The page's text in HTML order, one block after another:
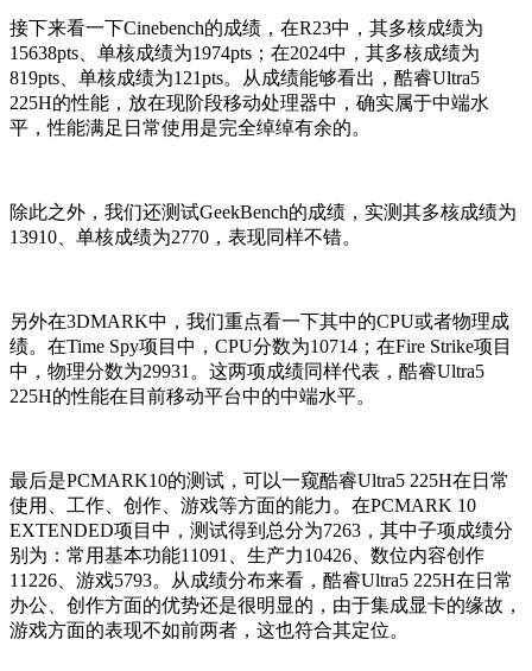
接下来看一下Cinebench的成绩，在R23中，其多核成绩为
15638pts、单核成绩为1974pts；在2024中，其多核成绩为
819pts、单核成绩为121pts。从成绩能够看出，酷睿Ultra5
225H的性能，放在现阶段移动处理器中，确实属于中端水
平，性能满足日常使用是完全绰绰有余的。
除此之外，我们还测试GeekBench的成绩，实测其多核成绩为
13910、单核成绩为2770，表现同样不错。
另外在3DMARK中，我们重点看一下其中的CPU或者物理成
绩。在Time Spy项目中，CPU分数为10714；在Fire Strike项目
中，物理分数为29931。这两项成绩同样代表，酷睿Ultra5
225H的性能在目前移动平台中的中端水平。
最后是PCMARK10的测试，可以一窥酷睿Ultra5 225H在日常
使用、工作、创作、游戏等方面的能力。在PCMARK 10
EXTENDED项目中，测试得到总分为7263，其中子项成绩分
别为：常用基本功能11091、生产力10426、数位内容创作
11226、游戏5793。从成绩分布来看，酷睿Ultra5 225H在日常
办公、创作方面的优势还是很明显的，由于集成显卡的缘故，
游戏方面的表现不如前两者，这也符合其定位。